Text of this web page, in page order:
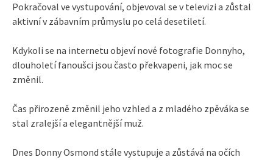
Pokračoval ve vystupování, objevoval se v televizi a zůstal
aktivní v zábavním průmyslu po celá desetiletí.
Kdykoli se na internetu objeví nové fotografie Donnyho,
dlouholetí fanoušci jsou často překvapeni, jak moc se
změnil.
Čas přirozeně změnil jeho vzhled a z mladého zpěváka se
stal zralejší a elegantnější muž.
Dnes Donny Osmond stále vystupuje a zůstává na očích